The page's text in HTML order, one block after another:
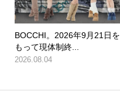
BOCCHI。2026年9月21日を
もって現体制終...
2026.08.04